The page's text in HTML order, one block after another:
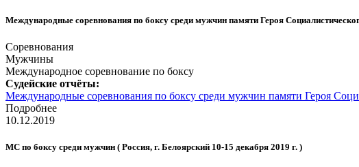
Международные соревнования по боксу среди мужчин памяти Героя
Соревнования
Мужчины
Международное соревнование по боксу
Судейские отчёты:
Международные соревнования по боксу среди мужчин памяти Героя
Подробнее
10.12.2019
МС по боксу среди мужчин ( Россия, г. Белоярский 10-15 декабря 2019 г. )